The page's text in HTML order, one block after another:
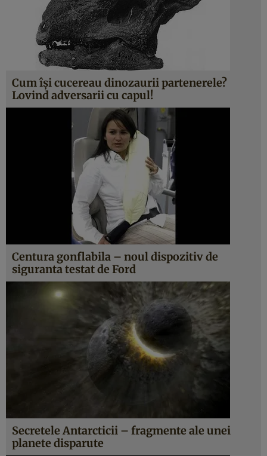
Cum îşi cucereau dinozaurii partenerele?
Lovind adversarii cu capul!
Centura gonflabila – noul dispozitiv de
siguranta testat de Ford
Secretele Antarcticii – fragmente ale unei
planete disparute